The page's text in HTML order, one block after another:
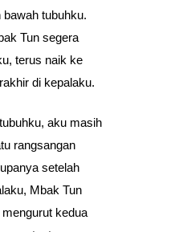
tubuhku.
Tun segera
terus naik ke
di kepalaku.
aku masih
rangsangan
setelah
Mbak Tun
kedua